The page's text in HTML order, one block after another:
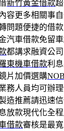
新竹黃金借款
容更多相關事
問題便捷的借
汽車借款免留
都講求融資公
東機車借款利
片加價選購
務人員均可辦
造推薦請迅速
放款現代化全
借款審核是最